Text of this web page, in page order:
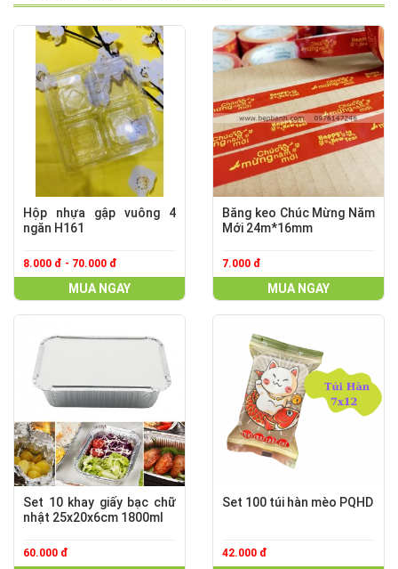
Hộp nhựa gập vuông 4
ngăn H161
8.000 đ - 70.000 đ
MUA NGAY
Băng keo Chúc Mừng Năm
Mới 24m*16mm
7.000 đ
MUA NGAY
Set 10 khay giấy bạc chữ
nhật 25x20x6cm 1800ml
60.000 đ
Set 100 túi hàn mèo PQHD
42.000 đ